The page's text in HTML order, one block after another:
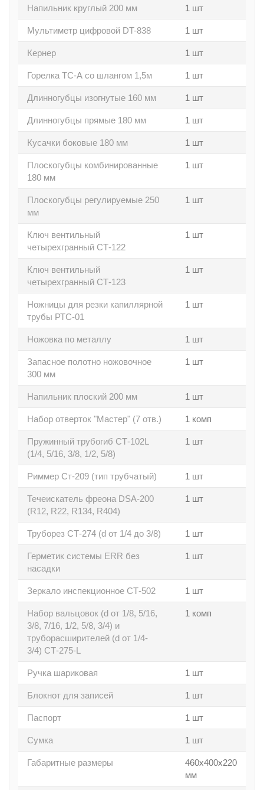
Напильник круглый 200 мм 1 шт
Мультиметр цифровой DT-838 1 шт
Кернер 1 шт
Горелка ТС-А со шлангом 1,5м 1 шт
Длинногубцы изогнутые 160 мм 1 шт
Длинногубцы прямые 180 мм 1 шт
Кусачки боковые 180 мм 1 шт
Плоскогубцы комбинированные
180 мм
1 шт
Плоскогубцы регулируемые 250
мм
1 шт
Ключ вентильный
четырехгранный СТ-122
1 шт
Ключ вентильный
четырехгранный СТ-123
1 шт
Ножницы для резки капиллярной
трубы РТС-01
1 шт
Ножовка по металлу 1 шт
Запасное полотно ножовочное
300 мм
1 шт
Напильник плоский 200 мм 1 шт
Набор отверток "Мастер" (7 отв.) 1 комп
Пружинный трубогиб СТ-102L
(1/4, 5/16, 3/8, 1/2, 5/8)
1 шт
Риммер Ст-209 (тип трубчатый) 1 шт
Течеискатель фреона DSA-200
(R12, R22, R134, R404)
1 шт
Труборез СТ-274 (d от 1/4 до 3/8) 1 шт
Герметик системы ERR без
насадки
1 шт
Зеркало инспекционное СТ-502 1 шт
Набор вальцовок (d от 1/8, 5/16,
3/8, 7/16, 1/2, 5/8, 3/4) и
труборасширителей (d от 1/4-
3/4) СТ-275-L
1 комп
Ручка шариковая 1 шт
Блокнот для записей 1 шт
Паспорт 1 шт
Сумка 1 шт
Габаритные размеры
460х400х220
мм